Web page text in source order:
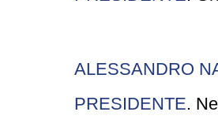
ALESSANDRO
PRESIDENTE.